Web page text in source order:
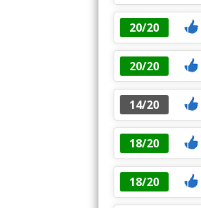
20/20
20/20
14/20
18/20
18/20